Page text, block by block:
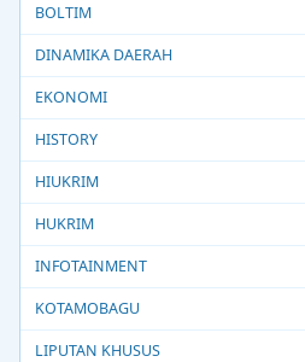
BOLTIM
DINAMIKA DAERAH
EKONOMI
HISTORY
HIUKRIM
HUKRIM
INFOTAINMENT
KOTAMOBAGU
LIPUTAN KHUSUS